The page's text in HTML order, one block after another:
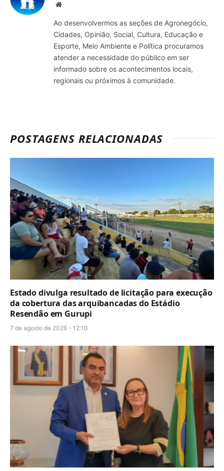
Site
Ao desenvolvermos as seções de Agronegócio,
Cidades, Opinião, Social, Cultura, Educação e
Esporte, Meio Ambiente e Política procuramos
atender a necessidade do público em ser
informado sobre os acontecimentos locais,
regionais ou próximos à comunidade.
POSTAGENS RELACIONADAS
Estado divulga resultado de licitação para execução
da cobertura das arquibancadas do Estádio
Resendão em Gurupi
7 de agosto de 2026 - 12:10